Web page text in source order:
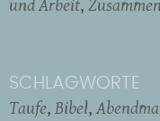
SCHLAGWORTE
Taufe Bibel